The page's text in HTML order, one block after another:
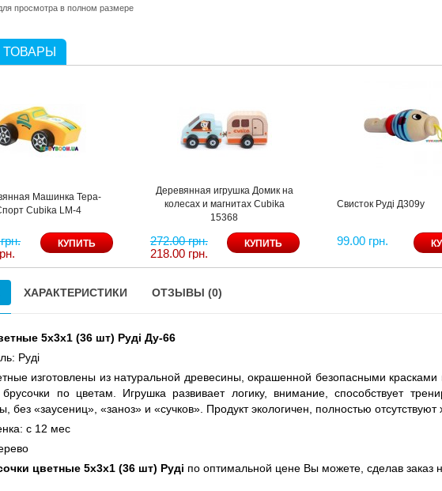
просмотра в полном размере
Машинка Тера-
Cubika LM-4
Деревянная игрушка Домик на
колесах и магнитах Cubika
15368
272.00 грн.
218.00 грн.
Свисток Руді Д309у
99.00 грн.
ХАРАКТЕРИСТИКИ ОТЗЫВЫ (0)
5х3х1 (36 шт) Руді Ду-66
Руді
изготовлены из натуральной древесины, окрашенной безопасными
брусочки по цветам. Игрушка развивает логику, внимание, способствует
без «заусениц», «заноз» и «сучков». Продукт экологичен, полностью отсутствуют
с 12 мес
цветные 5х3х1 (36 шт) Руді по оптимальной цене Вы можете, сделав заказ